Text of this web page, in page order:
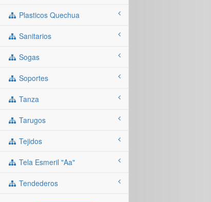
Plasticos Quechua
Sanitarios
Sogas
Soportes
Tanza
Tarugos
Tejidos
Tela Esmeril "aa"
Tendederos